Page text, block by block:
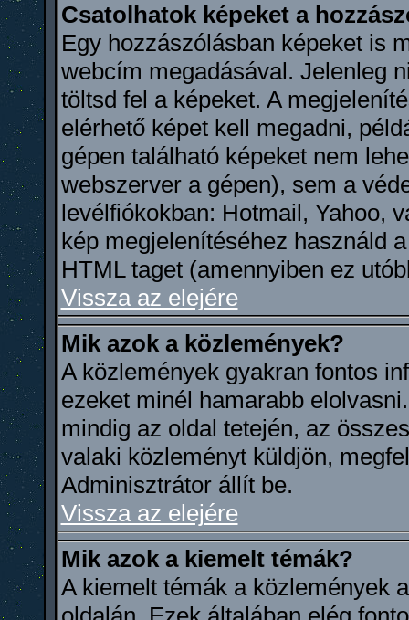
Csatolhatok képeket a
Egy hozzászólásban képeket is
webcím megadásával. Jelenleg
töltsd fel a képeket. A
elérhető képet kell megadni,
gépen található képeket nem
webszerver a gépen), sem a
levélfiókokban: Hotmail, Yahoo,
kép megjelenítéséhez használd
HTML taget (amennyiben ez
Vissza az elejére
Mik azok a közlemények?
A közlemények gyakran fontos
ezeket minél hamarabb
mindig az oldal tetején, az
valaki közleményt küldjön,
Adminisztrátor állít be.
Vissza az elejére
Mik azok a kiemelt témák?
A kiemelt témák a közlemények